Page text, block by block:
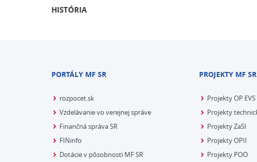
HISTÓRIA
PORTÁLY MF SR
rozpocet.sk
Vzdelávanie vo verejnej správe
Finančná správa SR
FINinfo
Dotácie v pôsobnosti MF SR
PROJEKTY MF SR
Projekty OP EVS
Projekty
Projekty ZaSI
Projekty OPII
Projekty POO